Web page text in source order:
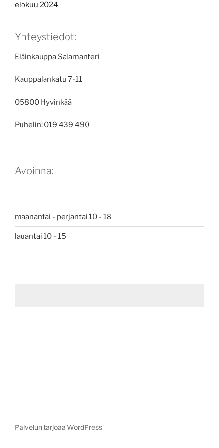
elokuu 2024
Yhteystiedot:
Eläinkauppa Salamanteri
Kauppalankatu 7-11
05800 Hyvinkää
Puhelin: 019 439 490
Avoinna:
maanantai - perjantai 10 - 18
lauantai 10 - 15
Palvelun tarjoaa WordPress